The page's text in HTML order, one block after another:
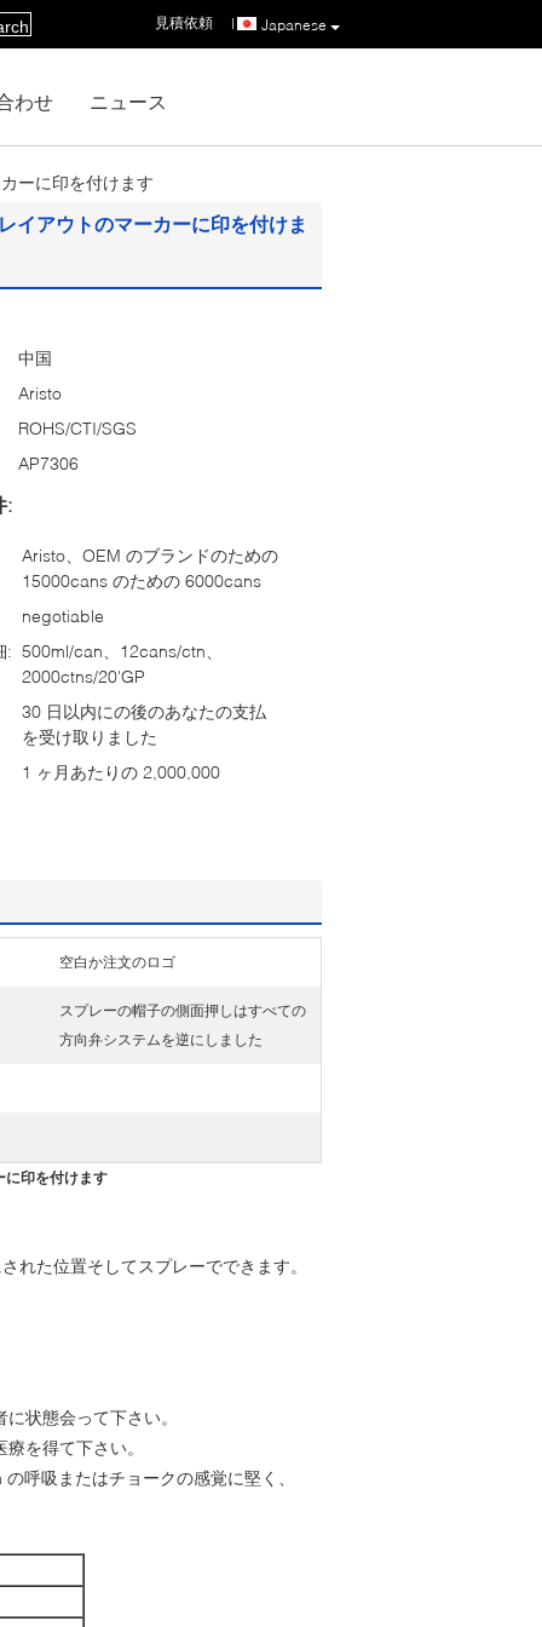
Japanese
見積依頼 |
わせ ニュース
ーに印を付けます
イアウトのマーカーに印を付けま
中国
Aristo
ROHS/CTI/SGS
AP7306
:
Aristo、OEM のブランドのための
15000cans のための 6000cans
negotiable
: 500ml/can、12cans/ctn、
2000ctns/20'GP
30 日以内にの後のあなたの支払
を受け取りました
1 ヶ月あたりの 2,000,000
空白か注文のロゴ
スプレーの帽子の側面押しはすべての
方向弁システムを逆にしました
に印を付けます
れた位置そしてスプレーでできます。
状態会って下さい。
を得て下さい。
呼吸またはチョークの感覚に堅く、